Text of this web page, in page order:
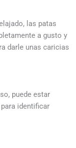
las patas
a gusto y
darle unas caricias
puede estar
identificar